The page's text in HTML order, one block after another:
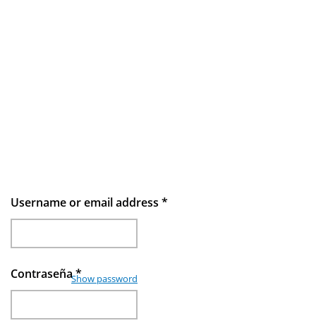
Username or email address *
Contraseña*
Show password